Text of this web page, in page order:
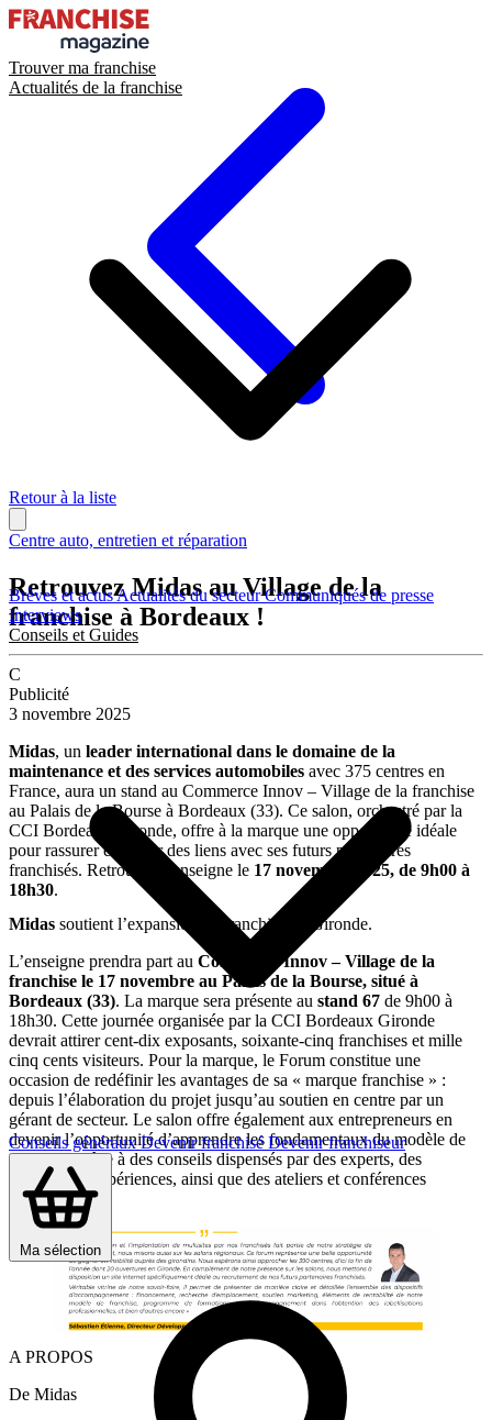
Trouver ma franchise
Actualités de la franchise
Brèves et actusActualités du secteurCommuniqués de presse
Interviews
Conseils et Guides
Conseils générauxDevenir franchiséDevenir franchiseur
Ma sélection
Retour à la liste
Centre auto, entretien et réparation
Retrouvez Midas au Village de la
franchise à Bordeaux !
C
Publicité
3 novembre 2025
Midas, un leader international dans le domaine de la
maintenance et des services automobiles avec 375 centres en
France, aura un stand au Commerce Innov – Village de la franchise
au Palais de la Bourse à Bordeaux (33). Ce salon, orchestré par la
CCI Bordeaux Gironde, offre à la marque une opportunité idéale
pour rassurer et établir des liens avec ses futurs partenaires
franchisés. Retrouvez l’enseigne le 17 novembre 2025, de 9h00 à
18h30.
Midas soutient l’expansion en franchise en Gironde.
L’enseigne prendra part au Commerce Innov – Village de la
franchise le 17 novembre au Palais de la Bourse, situé à
Bordeaux (33). La marque sera présente au stand 67 de 9h00 à
18h30. Cette journée organisée par la CCI Bordeaux Gironde
devrait attirer cent-dix exposants, soixante-cinq franchises et mille
cinq cents visiteurs. Pour la marque, le Forum constitue une
occasion de redéfinir les avantages de sa « marque franchise » :
depuis l’élaboration du projet jusqu’au soutien en centre par un
gérant de secteur. Le salon offre également aux entrepreneurs en
devenir l’opportunité d’apprendre les fondamentaux du modèle de
franchise grâce à des conseils dispensés par des experts, des
échanges d’expériences, ainsi que des ateliers et conférences
thématiques.
A PROPOS
De Midas